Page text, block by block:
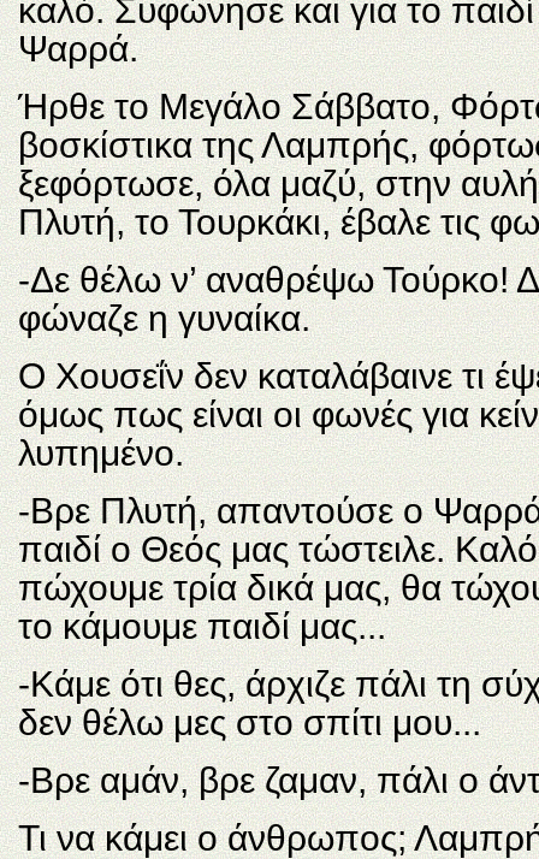
καλό. Συφώνησε και για το παιδί
Ψαρρά.
Ήρθε το Μεγάλο Σάββατο,
βοσκίστικα της Λαμπρής,
ξεφόρτωσε, όλα μαζύ, στην
Πλυτή, το Τουρκάκι, έβαλε τις
-Δε θέλω ν’ αναθρέψω Τούρκο!
φώναζε η γυναίκα.
Ο Χουσεΐν δεν καταλάβαινε τι
όμως πως είναι οι φωνές για
λυπημένο.
-Βρε Πλυτή, απαντούσε ο
παιδί ο Θεός μας τώστειλε. Καλό
πώχουμε τρία δικά μας, θα
το κάμουμε παιδί μας...
-Κάμε ότι θες, άρχιζε πάλι τη
δεν θέλω μες στο σπίτι μου...
-Βρε αμάν, βρε ζαμαν, πάλι ο
Τι να κάμει ο άνθρωπος;